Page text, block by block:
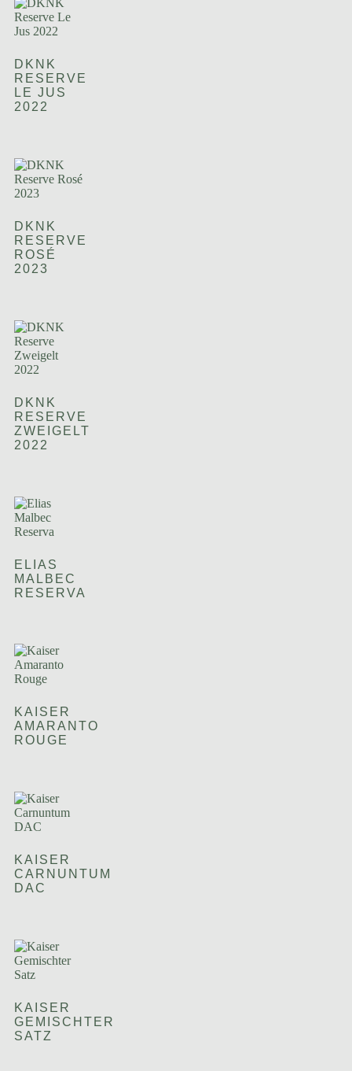
DKNK
RESERVE
LE JUS
2022
DKNK
RESERVE
ROSÉ
2023
DKNK
RESERVE
ZWEIGELT
2022
ELIAS
MALBEC
RESERVA
KAISER
AMARANTO
ROUGE
KAISER
CARNUNTUM
DAC
KAISER
GEMISCHTER
SATZ